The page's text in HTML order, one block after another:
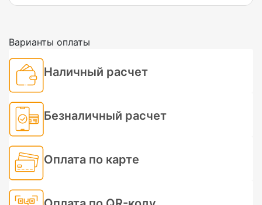
Варианты оплаты
Наличный расчет
Безналичный расчет
Оплата по карте